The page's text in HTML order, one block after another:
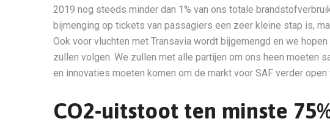
2019 nog steeds minder dan 1% van ons totale
bijmenging op tickets van passagiers een zeer kleine stap is,
Ook voor vluchten met Transavia wordt bijgemengd en we
zullen volgen. We zullen met alle partijen om ons heen moeten
en innovaties moeten komen om de markt voor SAF verder open
CO2-uitstoot ten minste